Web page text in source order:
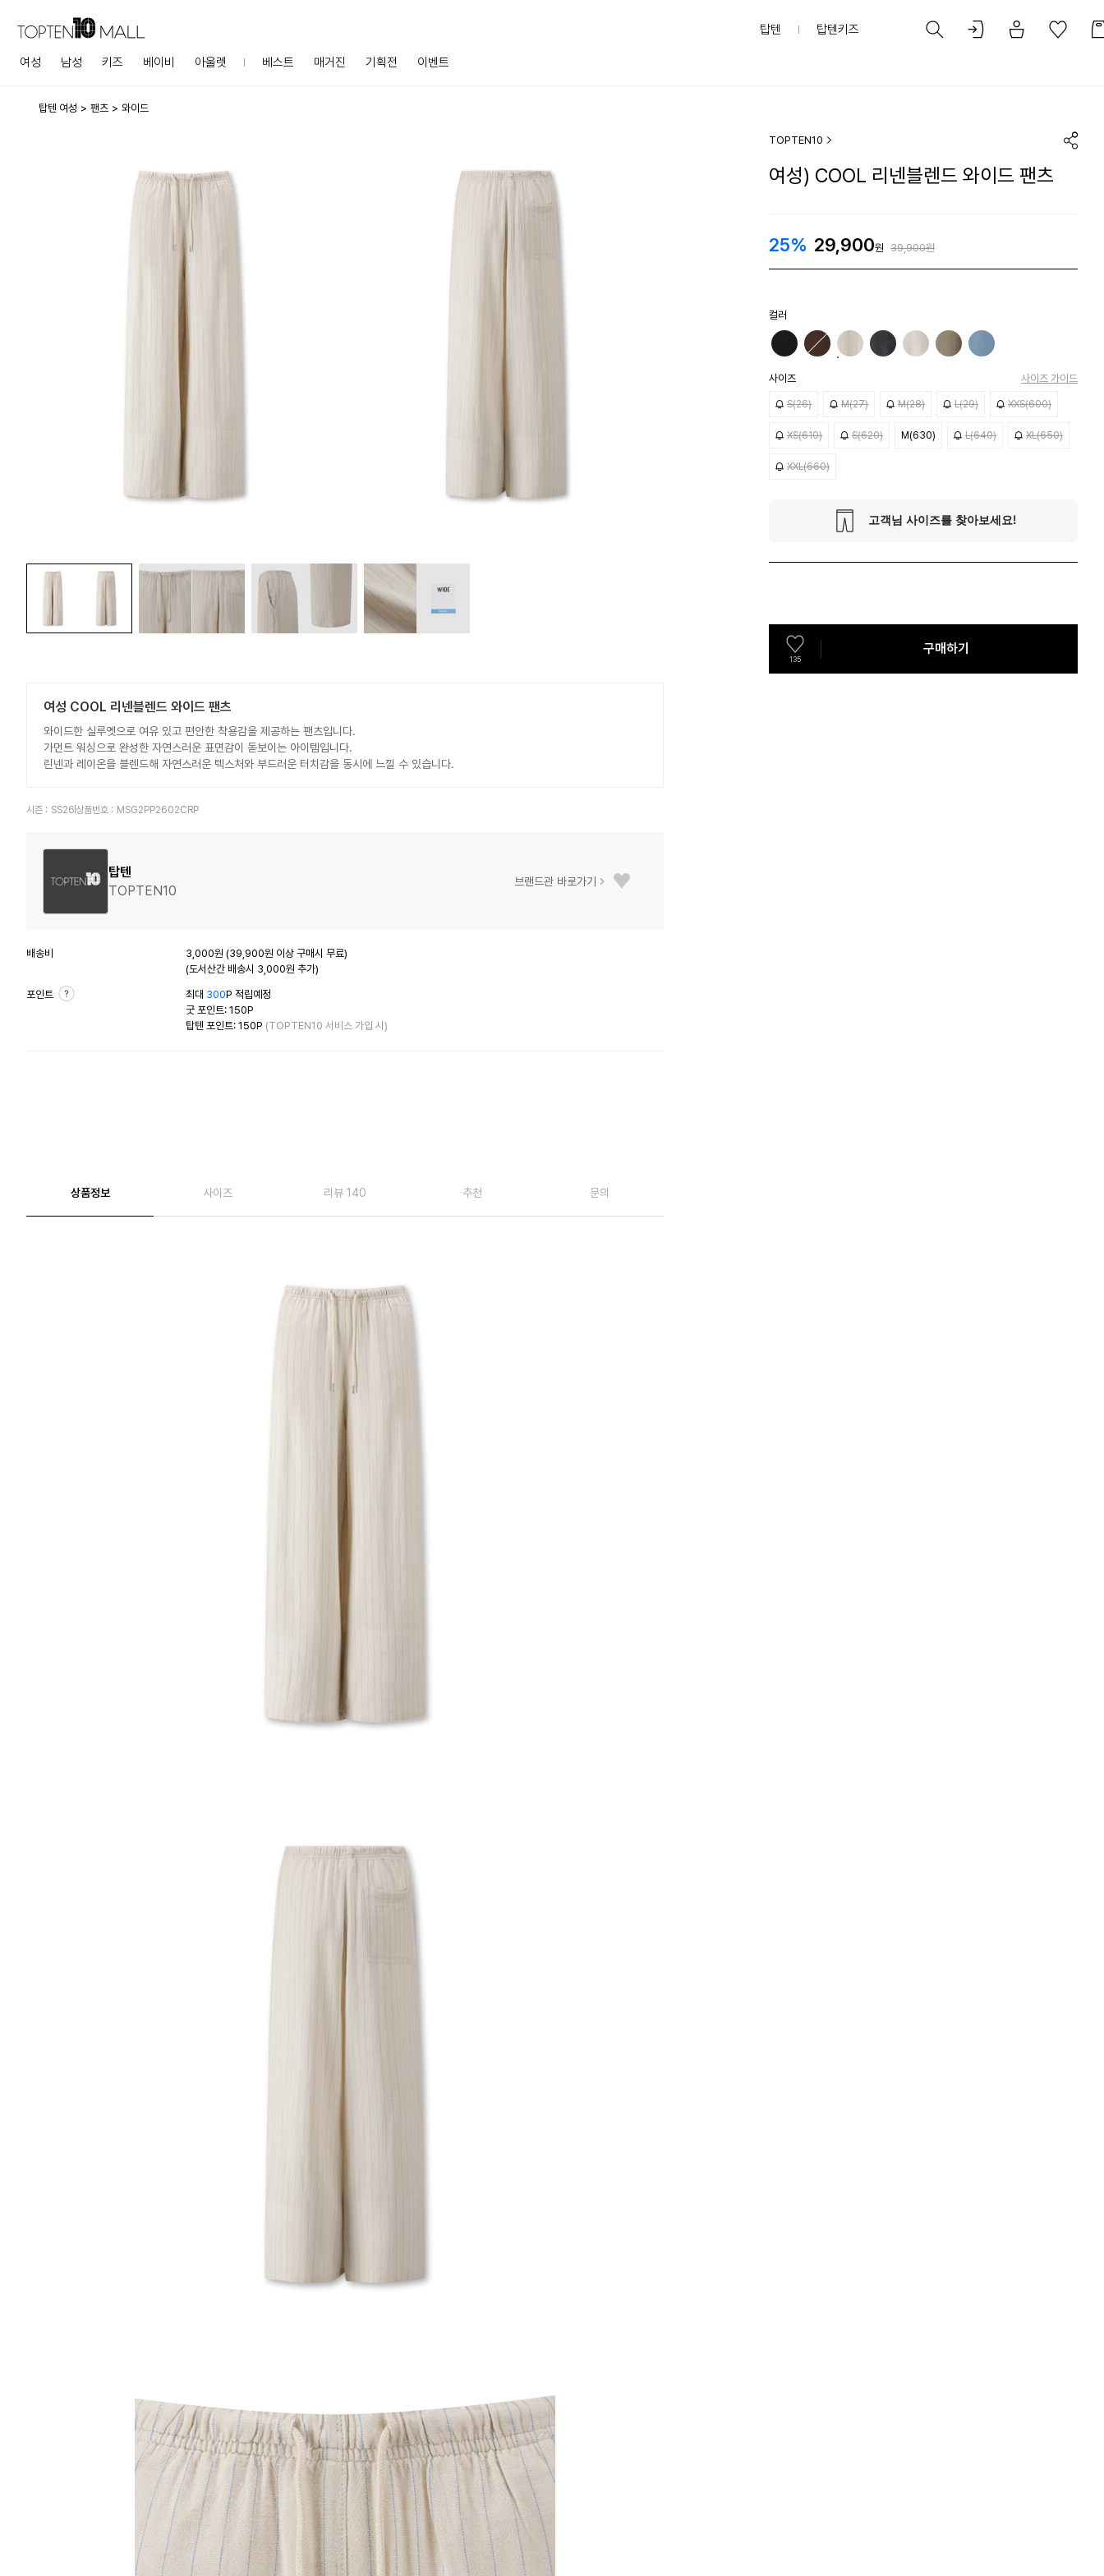
여성 남성 키즈 베이비 아울렛 베스트 매거진 기획전 이벤트
탑텐 탑텐키즈
탑텐 여성 팬츠 와이드
여성 COOL 리넨블렌드 와이드 팬츠
와이드한 실루엣으로 여유 있고 편안한 착용감을 제공하는 팬츠입니다.
가먼트 워싱으로 완성한 자연스러운 표면감이 돋보이는 아이템입니다.
린넨과 레이온을 블렌드해 자연스러운 텍스처와 부드러운 터치감을 동시에 느낄 수 있습니다.
시즌 : SS26 상품번호 : MSG2PP2602CRP
탑텐
TOPTEN10
브랜드관 바로가기
배송비
3,000원 (39,900원 이상 구매시 무료)
(도서산간 배송시 3,000원 추가)
포인트 최대 300P 적립예정
굿 포인트: 150P
탑텐 포인트: 150P (TOPTEN10 서비스 가입 시)
상품정보 사이즈 리뷰 140 추천 문의
TOPTEN10
여성) COOL 리넨블렌드 와이드 팬츠
25% 29,900원 39,900원
컬러
사이즈 사이즈 가이드
S(26) M(27) M(28) L(29) XXS(600)
XS(610) S(620) M(630) L(640) XL(650)
XXL(660)
135
구매하기